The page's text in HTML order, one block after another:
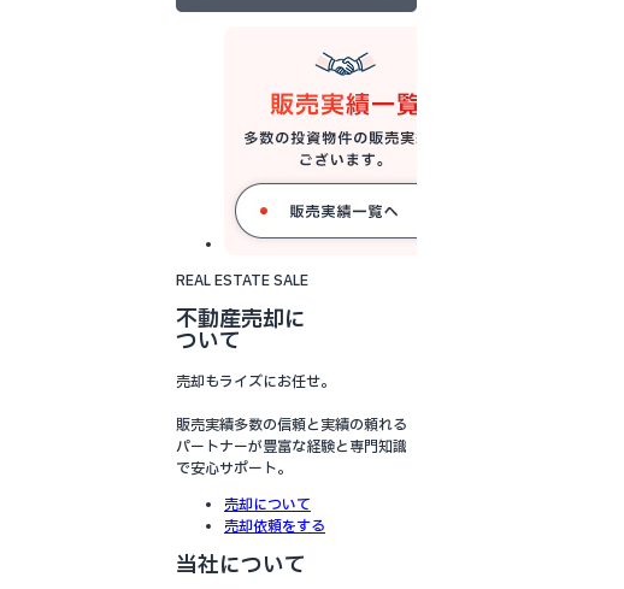
REAL ESTATE SALE
不動産売却に
ついて
売却もライズにお任せ。
販売実績多数の信頼と実績の頼れる
パートナーが豊富な経験と専門知識
で安心サポート。
売却について
売却依頼をする
当社について